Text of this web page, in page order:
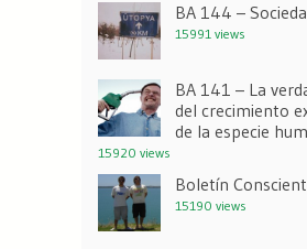
BA 144 –
15991 views
BA 141 – La
del crecimiento
de la especie
15920 views
Boletín
15190 views